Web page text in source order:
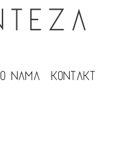
O NAMA KONTAKT